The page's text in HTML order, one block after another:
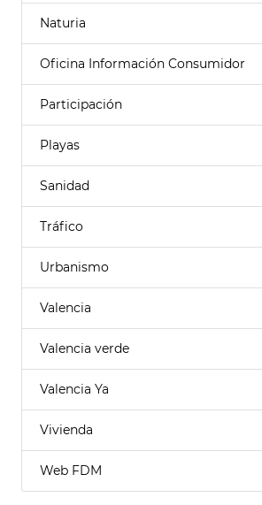
Naturia
Oficina Información Consumidor
Participación
Playas
Sanidad
Tráfico
Urbanismo
Valencia
Valencia verde
Valencia Ya
Vivienda
Web FDM